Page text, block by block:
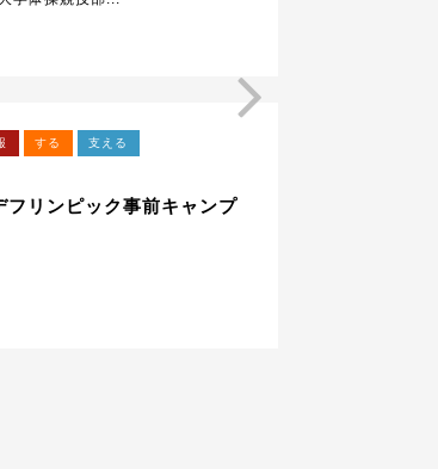
する 支える
フリンピック事前キャンプ